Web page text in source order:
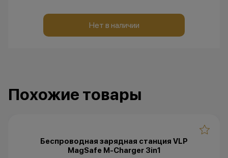
Нет в наличии
Похожие товары
Беспроводная зарядная станция VLP
MagSafe M-Charger 3in1